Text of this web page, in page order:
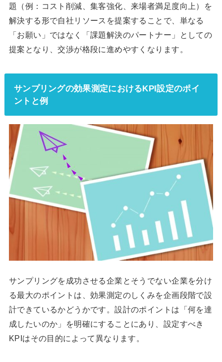
題（例：コスト削減、集客強化、来場者満足度向上）を
解決する形で自社リソースを提案することで、単なる
「お願い」ではなく「課題解決のパートナー」としての
提案となり、交渉が格段に進めやすくなります。
サンプリングの効果測定におけるKPI設定のポイ
ントと例
サンプリングを成功させる企業とそうでない企業を分け
る最大のポイントは、効果測定のしくみを企画段階で設
計できているかどうかです。設計のポイントは「何を達
成したいのか」を明確にすることにあり、設定すべき
KPIはその目的によって異なります。